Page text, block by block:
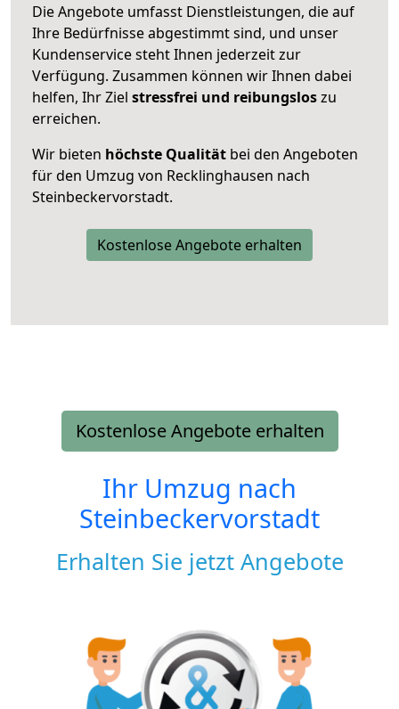
Die Angebote umfasst Dienstleistungen, die auf
Ihre Bedürfnisse abgestimmt sind, und unser
Kundenservice steht Ihnen jederzeit zur
Verfügung. Zusammen können wir Ihnen dabei
helfen, Ihr Ziel stressfrei und reibungsloszu
erreichen.
Wir bieten höchste Qualität bei den Angeboten
für den Umzug von Recklinghausen nach
Steinbeckervorstadt.
Kostenlose Angebote erhalten
Kostenlose Angebote erhalten
Ihr Umzug nach
Steinbeckervorstadt
Erhalten Sie jetzt Angebote